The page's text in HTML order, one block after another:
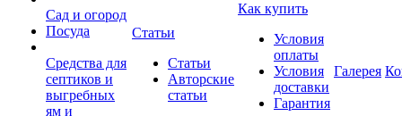
Сад и огород
Посуда
Средства для
септиков и
выгребных
ям и
Статьи
Статьи
Авторские
статьи
Как купить
Условия
оплаты
Условия
доставки
Гарантия
Галерея